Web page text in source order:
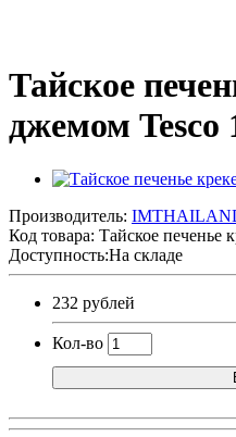
Тайское
джемом Tesco
Производитель:
Код товара: Тайское печенье
Доступность:На складе
232 рублей
Кол-во